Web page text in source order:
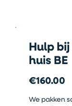
Hulp
huis BE
€160.00
We pakken